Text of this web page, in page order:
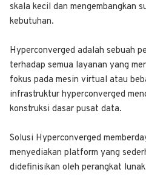
skala kecil dan mengembangkan
kebutuhan.
Hyperconverged adalah sebuah
terhadap semua layanan yang
fokus pada mesin virtual atau
infrastruktur hyperconverged
konstruksi dasar pusat data.
Solusi Hyperconverged
menyediakan platform yang
didefinisikan oleh perangkat